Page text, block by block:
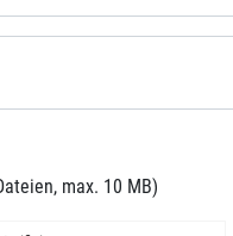
max. 10 MB)